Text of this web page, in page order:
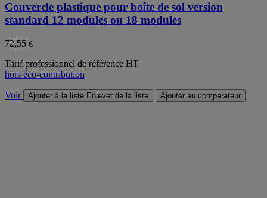
Couvercle plastique pour boîte de sol version
standard 12 modules ou 18 modules
72,55 €
Tarif professionnel de référence HT
hors éco-contribution
Voir Ajouter à la liste Enlever de la liste Ajouter au comparateur